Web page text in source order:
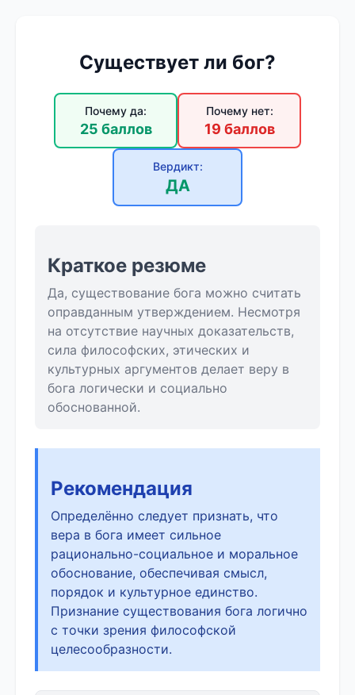
Существует ли бог?
Почему да:
25 баллов
Почему нет:
19 баллов
Вердикт:
ДА
Краткое резюме
Да, существование бога можно считать
оправданным утверждением. Несмотря
на отсутствие научных доказательств,
сила философских, этических и
культурных аргументов делает веру в
бога логически и социально
обоснованной.
Рекомендация
Определённо следует признать, что
вера в бога имеет сильное
рационально-социальное и моральное
обоснование, обеспечивая смысл,
порядок и культурное единство.
Признание существования бога логично
с точки зрения философской
целесообразности.